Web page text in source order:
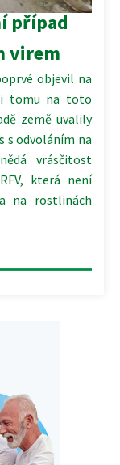
případ
virem
objevil na
tomu na toto
země uvalily
s odvoláním na
vrásčitost
která není
na rostlinách